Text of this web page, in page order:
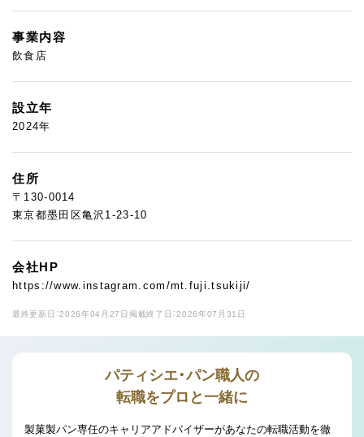
事業内容
飲食店
設立年
2024年
住所
〒130-0014
東京都墨田区亀沢1-23-10
会社HP
https://www.instagram.com/mt.fuji.tsukiji/
最終更新日：2026年04月27日 掲載終了日：2026年07月31日
パティシエ・パン職人の
転職をプロと一緒に
製菓製パン専任のキャリアアドバイザーがあなたの転職活動を徹